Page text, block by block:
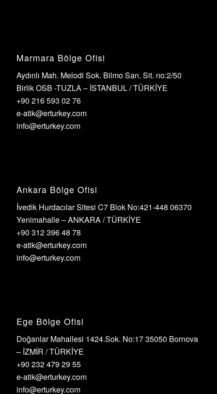
Marmara Bölge Ofisi
Aydınlı Mah. Melodi Sok. Bilmo San. Sit. no:2/50
Birlik OSB -TUZLA – İSTANBUL / TÜRKİYE
+90 216 593 02 76
e-atik@erturkey.com
info@erturkey.com
Ankara Bölge Ofisi
İvedik Hurdacılar Sitesi C7 Blok No:421-448 06370
Yenimahalle – ANKARA / TÜRKİYE
+90 312 396 48 78
e-atik@erturkey.com
info@erturkey.com
Ege Bölge Ofisi
Doğanlar Mahallesi 1424.Sok. No:17 35050 Bornova
– İZMİR / TÜRKİYE
+90 232 479 29 55
e-atik@erturkey.com
info@erturkey.com